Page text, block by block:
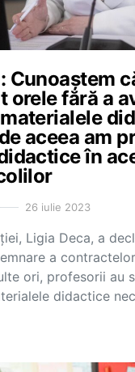
Cunoaștem
orele fără a
aceea am
în
26 iulie 2023
Ligia Deca, a
a
ori, profesorii au
didactice